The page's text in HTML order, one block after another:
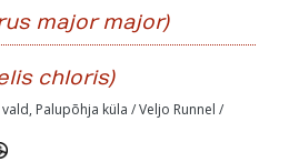
major major)
chloris)
Palupõhja küla / Veljo Runnel /